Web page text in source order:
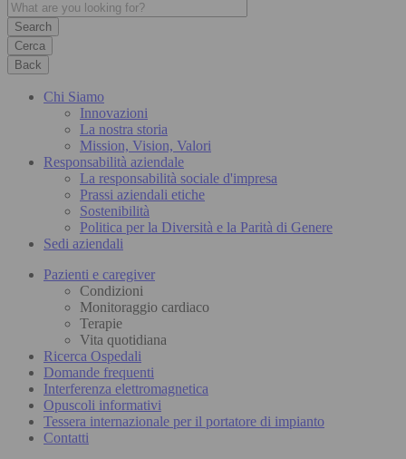
Cerca
Back
Chi Siamo
Innovazioni
La nostra storia
Mission, Vision, Valori
Responsabilità aziendale
La responsabilità sociale d'impresa
Prassi aziendali etiche
Sostenibilità
Politica per la Diversità e la Parità di Genere
Sedi aziendali
Pazienti e caregiver
Condizioni
Monitoraggio cardiaco
Terapie
Vita quotidiana
Ricerca Ospedali
Domande frequenti
Interferenza elettromagnetica
Opuscoli informativi
Tessera internazionale per il portatore di impianto
Contatti